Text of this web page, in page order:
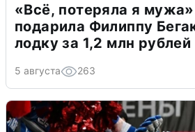
«Всё, потеряла я
подарила Филиппу
лодку за 1,2 млн рублей
5 августа 263